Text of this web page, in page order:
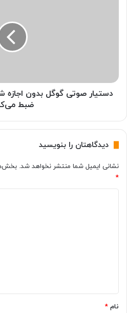
ی
ر
ت
و
ن
ا
ی
دستیار صوتی گوگل بدون اجازه
ضبط
دیدگاهتان را بنویسید
نشانی ایمیل شما منتشر نخواهد شد.
*
نام *